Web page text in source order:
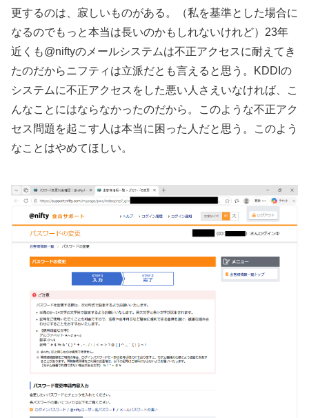
更するのは、寂しいものがある。（私を基準とした場合に
なるのでもっと本当は長いのかもしれないけれど）23年
近くも@niftyのメールシステムは不正アクセスに耐えてき
たのだからニフティは立派だとも言えると思う。KDDIの
システムに不正アクセスをした悪い人さえいなければ、こ
んなことにはならなかったのだから。このような不正アク
セス問題を起こす人は本当に困った人だと思う。このよう
なことはやめてほしい。